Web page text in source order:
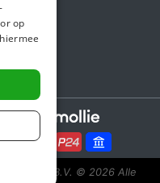
by
Europe B.V. © 2026 Alle
op